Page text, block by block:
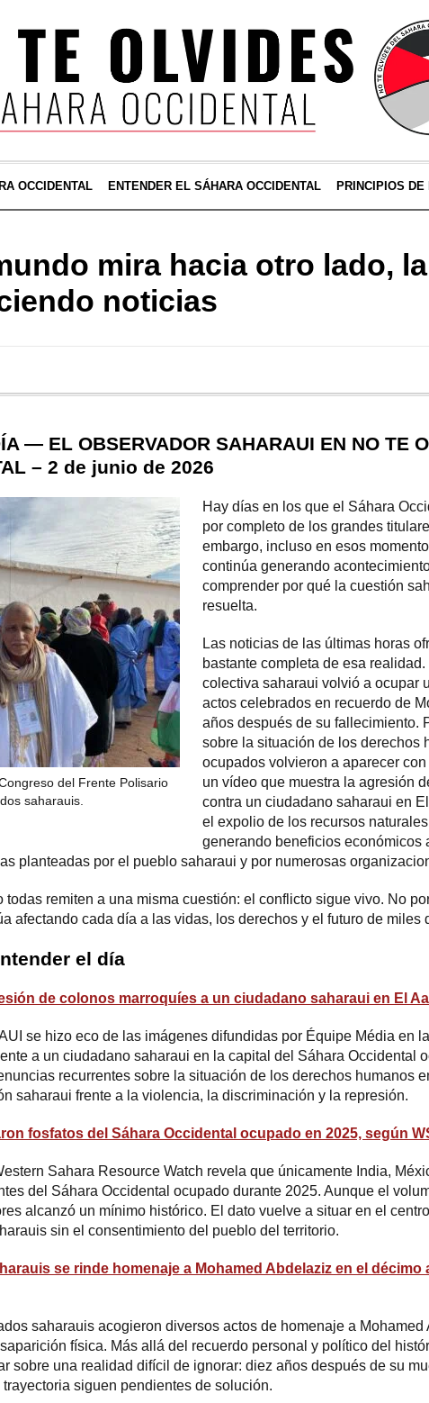
OCCIDENTAL ENTENDER EL SÁHARA OCCIDENTAL PRINCIPIOS DE
mira hacia otro lado,
noticias
— EL OBSERVADOR SAHARAUI EN NO TE
– 2 de junio de 2026
del Frente Polisario
saharauis.
Hay días en los que el Sáhara
por completo de los grandes
embargo, incluso en esos
continúa generando
comprender por qué la cuestión
resuelta.
Las noticias de las últimas horas
bastante completa de esa
colectiva saharaui volvió a ocupar
actos celebrados en recuerdo de
años después de su fallecimiento.
sobre la situación de los derechos
ocupados volvieron a aparecer
un vídeo que muestra la agresión
contra un ciudadano saharaui en
el expolio de los recursos
generando beneficios económicos
planteadas por el pueblo saharaui y por numerosas
todas remiten a una misma cuestión: el conflicto sigue vivo. No
afectando cada día a las vidas, los derechos y el futuro de miles
el día
de colonos marroquíes a un ciudadano saharaui en El
se hizo eco de las imágenes difundidas por Équipe Média en
a un ciudadano saharaui en la capital del Sáhara Occidental
recurrentes sobre la situación de los derechos humanos
saharaui frente a la violencia, la discriminación y la represión.
fosfatos del Sáhara Occidental ocupado en 2025, según
Sahara Resource Watch revela que únicamente India,
del Sáhara Occidental ocupado durante 2025. Aunque el
alcanzó un mínimo histórico. El dato vuelve a situar en el
sin el consentimiento del pueblo del territorio.
se rinde homenaje a Mohamed Abdelaziz en el décimo
saharauis acogieron diversos actos de homenaje a Mohamed
física. Más allá del recuerdo personal y político del
sobre una realidad difícil de ignorar: diez años después de su
siguen pendientes de solución.